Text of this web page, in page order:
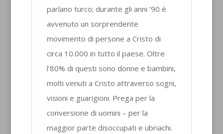
parlano turco; durante gli anni ’90 è
avvenuto un sorprendente
movimento di persone a Cristo di
circa 10.000 in tutto il paese. Oltre
l’80% di questi sono donne e bambini,
molti venuti a Cristo attraverso sogni,
visioni e guarigioni. Prega per la
conversione di uomini – per la
maggior parte disoccupati e ubriachi.